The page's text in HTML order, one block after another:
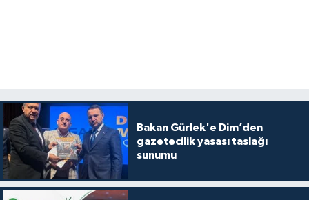
Bakan Gürlek'e Dim’den
gazetecilik yasası taslağı
sunumu